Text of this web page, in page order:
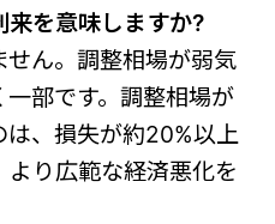
を意味しますか?
ん。調整相場が弱気
部です。調整相場が
は、損失が約20%以上
り広範な経済悪化を